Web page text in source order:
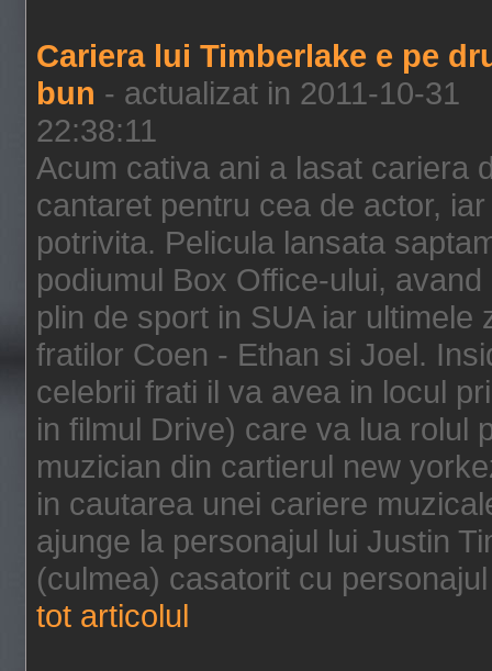
Cariera lui Timberlake e pe
bun - actualizat in 2011-10-31
22:38:11
Acum cativa ani a lasat cariera
cantaret pentru cea de actor,
potrivita. Pelicula lansata
podiumul Box Office-ului,
plin de sport in SUA iar
fratilor Coen - Ethan si Joel.
celebrii frati il va avea in locul
in filmul Drive) care va lua rolul
muzician din cartierul new
in cautarea unei cariere
ajunge la personajul lui Justin
(culmea) casatorit cu
tot articolul